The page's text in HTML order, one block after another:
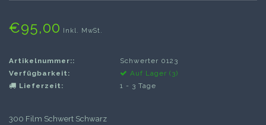
€95,00 Inkl. MwSt.
Artikelnummer::
Schwerter 0123
Verfügbarkeit:
Auf Lager (3)
Lieferzeit:
1 - 3 Tage
300 Film Schwert Schwarz